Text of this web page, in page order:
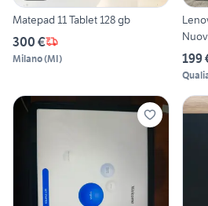
Matepad 11 Tablet 128 gb
300 €
Milano(MI) 199